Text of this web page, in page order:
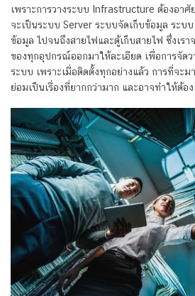
เพราะการวางระบบ Infrastructure ต้องอาศั
จะเป็นระบบ Server ระบบจัดเก็บข้อมูล ระบ
ข้อมูล ไปจนถึงสายไฟและตู้เก็บสายไฟ ซึ่งเรา
ของทุกอุปกรณ์ออกมาให้ละเอียด เพื่อการจัดว
ระบบ เพราะเมื่อติดตั้งทุกอย่างแล้ว การที่จะ
ย่อมเป็นเรื่องที่ยากกว่ามาก และอาจทำให้ต้อ